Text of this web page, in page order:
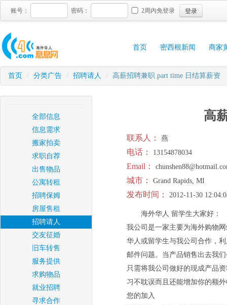
账号： 密码： 2周内免登录 登录
首页 密西根新闻 商家
首页 / 分类广告 / 招聘请人 / 高薪招聘兼职 part time 日结算薪资
全部信息
信息需求
搬家拍卖
求职自荐
出售物品
公寓转租
招聘保姆
房屋售租
招聘请人
交友征婚
旧车转售
服务提供
求购物品
就业招聘
寻求合作
高
联系人： 燕
电话： 13154878034
Email：
城市： Grand Rapids, MI
发布时间： 2012-11-30
海外华人 留学生大家好：
我公司是一家主要为海外购物
华人或留学生与我公司合作，
邮件问题。当产品销售出去我
只需将我公司做好的现成产品
习不耽误而且还能增加你的额
您的加入